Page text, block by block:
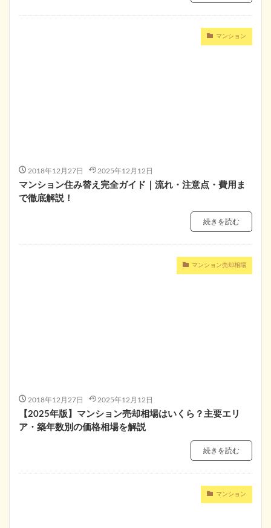
マンション
2018年12月27日 2025年12月12日
マンション住み替え完全ガイド｜流れ・注意点・費用ま
で徹底解説！
続きを読む
マンション売却相場
2018年12月27日 2025年12月12日
【2025年版】マンション売却相場はいくら？主要エリ
ア・築年数別の価格相場を解説
続きを読む
マンション